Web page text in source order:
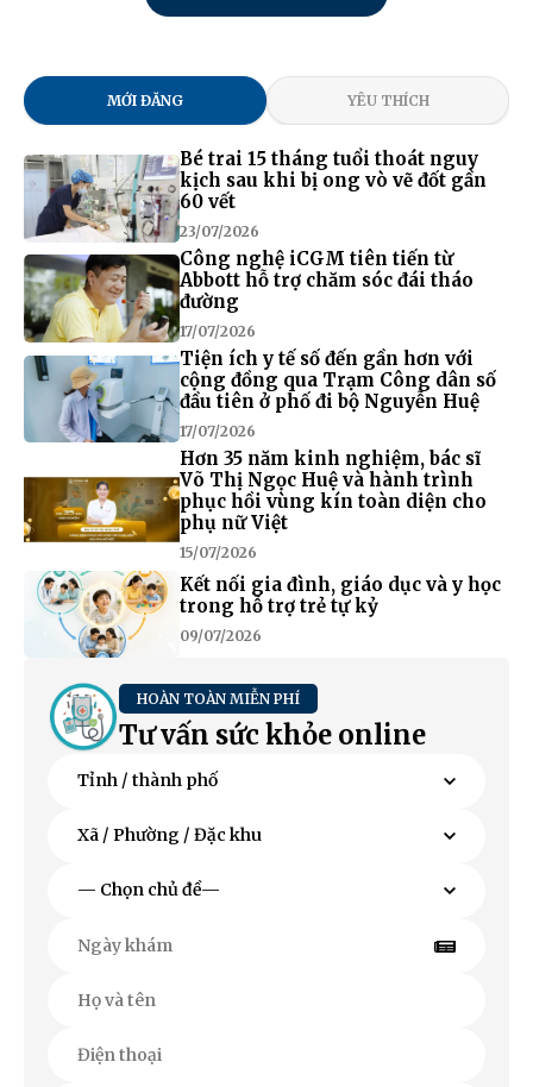
MỚI ĐĂNG YÊU THÍCH
Bé trai 15 tháng tuổi thoát nguy
kịch sau khi bị ong vò vẽ đốt gần
60 vết
23/07/2026
Công nghệ iCGM tiên tiến từ
Abbott hỗ trợ chăm sóc đái tháo
đường
17/07/2026
Tiện ích y tế số đến gần hơn với
cộng đồng qua Trạm Công dân số
đầu tiên ở phố đi bộ Nguyễn Huệ
17/07/2026
Hơn 35 năm kinh nghiệm, bác sĩ
Võ Thị Ngọc Huệ và hành trình
phục hồi vùng kín toàn diện cho
phụ nữ Việt
15/07/2026
Kết nối gia đình, giáo dục và y học
trong hỗ trợ trẻ tự kỷ
09/07/2026
HOÀN TOÀN MIỄN PHÍ
Tư vấn sức khỏe online